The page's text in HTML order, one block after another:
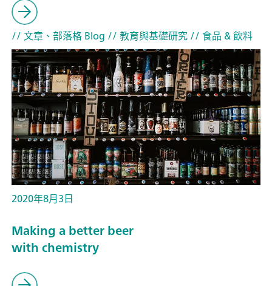
// 文章、部落格 Blog // 教育與基礎研究// 食品 & 飲料
2020年8月3日
Making a better beer
with chemistry